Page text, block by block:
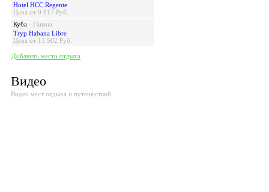
Hotel HCC Regente
Цена от 9 817 Руб.
Куба - Гавана
Tryp Habana Libre
Цена от 11 502 Руб.
Добавить место отдыха
Видео
Видео мест отдыха и путешествий